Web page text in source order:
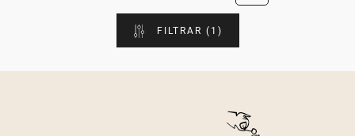
FILTRAR (1)